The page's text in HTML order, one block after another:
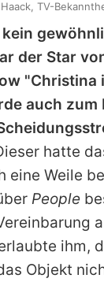
der Star
"Christina
auch zum
hatte
eine Weile
People
ihm,
Objekt
TV-